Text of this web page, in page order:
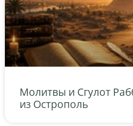
Молитвы и Сгулот
из Острополь